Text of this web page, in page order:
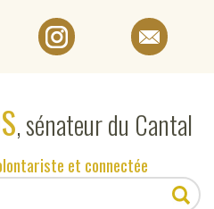
, sénateur du Cantal
et connectée